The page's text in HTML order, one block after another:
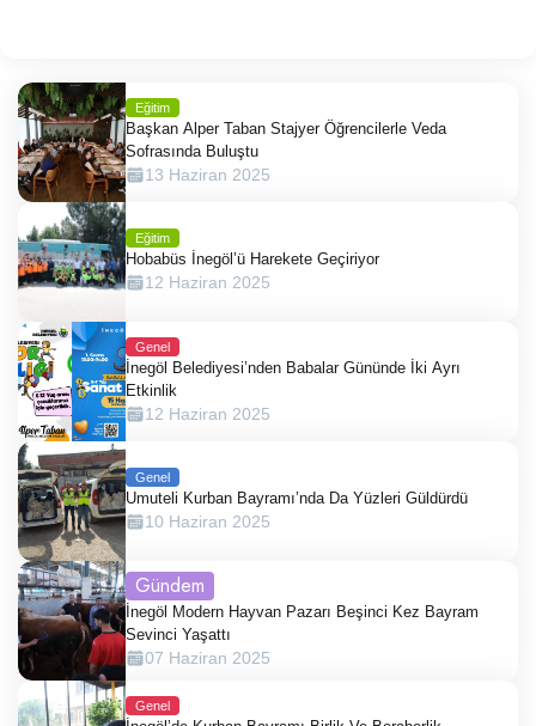
Eğitim
Başkan Alper Taban Stajyer Öğrencilerle Veda
Sofrasında Buluştu
13 Haziran 2025
Eğitim
Hobabüs İnegöl’ü Harekete Geçiriyor
12 Haziran 2025
Genel
İnegöl Belediyesi’nden Babalar Gününde İki Ayrı
Etkinlik
12 Haziran 2025
Genel
Umuteli Kurban Bayramı’nda Da Yüzleri Güldürdü
10 Haziran 2025
Gündem
İnegöl Modern Hayvan Pazarı Beşinci Kez Bayram
Sevinci Yaşattı
07 Haziran 2025
Genel